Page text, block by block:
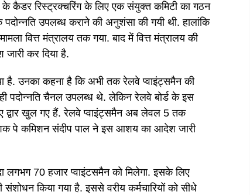
के कैडर रिस्ट्रक्चरिंग के लिए एक संयुक्त कमिटी का गठन
उपलब्ध कराने की अनुशंसा की गयी थी. हालांकि
वित्त मंत्रालय तक गया. बाद में वित्त मंत्रालय की
कर दिया है.
है. उनका कहना है कि अभी तक रेलवे प्वाइंट्समैन की
पदोन्नति चैनल उपलब्ध थे. लेकिन रेलवे बोर्ड के इस
द्वार खुल गए हैं. रेलवे प्वाइंट्समैन अब लेवल 5 तक
पे कमिशन संदीप पाल ने इस आशय का आदेश जारी
लगभग 70 हजार प्वाइंटसमैन को मिलेगा. इसके लिए
किया गया है. इससे वरीय कर्मचारियों को सीधे